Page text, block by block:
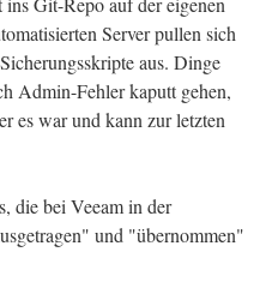
Server pullen sich
aus. Dinge
Admin-Fehler kaputt gehen,
es war und kann zur letzten
die bei Veeam in der
und "übernommen"